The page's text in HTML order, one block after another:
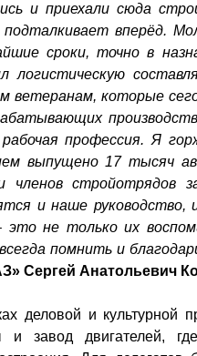
и приехали сюда
подталкивает вперёд.
сроки, точно в
логистическую
ветеранам, которые
профессия. Я
выпущено 17 тысяч
членов стройотрядов
и наше руководство,
это не только их
помнить и
Сергей Анатольевич
деловой и культурной
и завод двигателей,